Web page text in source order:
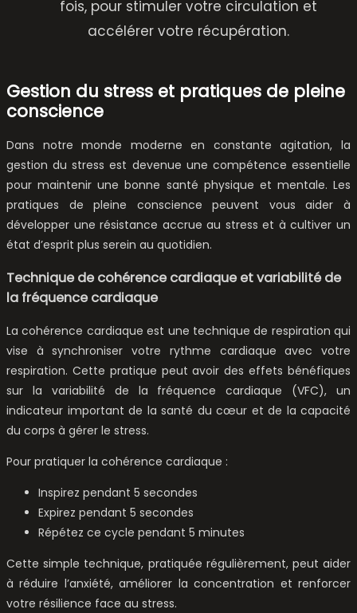
fois, pour stimuler votre circulation et
accélérer votre récupération.
Gestion du stress et pratiques de pleine
conscience
Dans notre monde moderne en constante agitation, la
gestion du stress est devenue une compétence essentielle
pour maintenir une bonne santé physique et mentale. Les
pratiques de pleine conscience peuvent vous aider à
développer une résistance accrue au stress et à cultiver un
état d’esprit plus serein au quotidien.
Technique de cohérence cardiaque et variabilité de
la fréquence cardiaque
La cohérence cardiaque est une technique de respiration qui
vise à synchroniser votre rythme cardiaque avec votre
respiration. Cette pratique peut avoir des effets bénéfiques
sur la variabilité de la fréquence cardiaque (VFC), un
indicateur important de la santé du cœur et de la capacité
du corps à gérer le stress.
Pour pratiquer la cohérence cardiaque :
Inspirez pendant 5 secondes
Expirez pendant 5 secondes
Répétez ce cycle pendant 5 minutes
Cette simple technique, pratiquée régulièrement, peut aider
à réduire l’anxiété, améliorer la concentration et renforcer
votre résilience face au stress.